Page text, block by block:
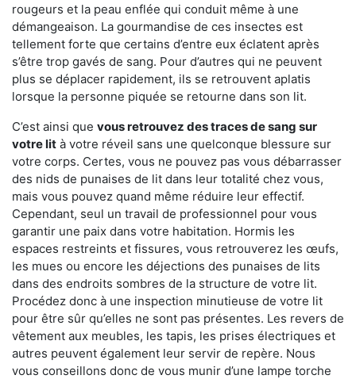
rougeurs et la peau enflée qui conduit même à une
démangeaison. La gourmandise de ces insectes est
tellement forte que certains d’entre eux éclatent après
s’être trop gavés de sang. Pour d’autres qui ne peuvent
plus se déplacer rapidement, ils se retrouvent aplatis
lorsque la personne piquée se retourne dans son lit.
C’est ainsi que vous retrouvez des traces de sang sur
votre lit à votre réveil sans une quelconque blessure sur
votre corps. Certes, vous ne pouvez pas vous débarrasser
des nids de punaises de lit dans leur totalité chez vous,
mais vous pouvez quand même réduire leur effectif.
Cependant, seul un travail de professionnel pour vous
garantir une paix dans votre habitation. Hormis les
espaces restreints et fissures, vous retrouverez les œufs,
les mues ou encore les déjections des punaises de lits
dans des endroits sombres de la structure de votre lit.
Procédez donc à une inspection minutieuse de votre lit
pour être sûr qu’elles ne sont pas présentes. Les revers de
vêtement aux meubles, les tapis, les prises électriques et
autres peuvent également leur servir de repère. Nous
vous conseillons donc de vous munir d’une lampe torche